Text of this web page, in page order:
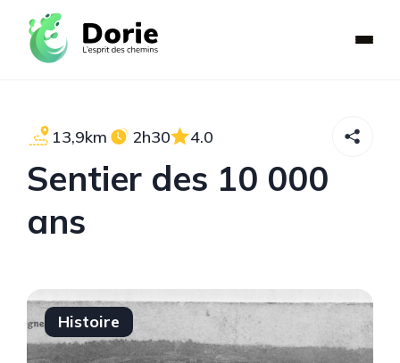
13,9km 2h30 4.0
Sentier des 10 000
ans
Histoire